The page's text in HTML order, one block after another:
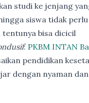
studi ke jenjang
siswa tidak
bisa dicicil
: PKBM INTAN
pendidikan
dengan nyaman